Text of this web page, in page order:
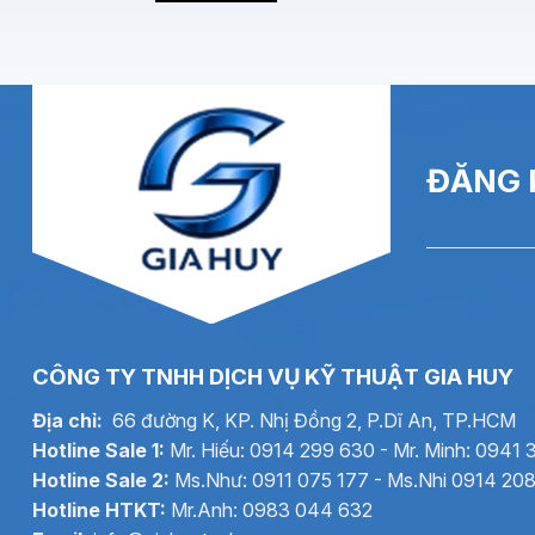
Loại hộp mực
Độ phân giải tối đa
Số lượng vòi phun
Điện áp đốt
Độ rộng xung đốt
Thời gian ngừng phun
Thể tích giọt mực
Lượng mực trung bình
Hạn sử dụng
ĐĂNG
CÔNG TY TNHH DỊCH VỤ KỸ THUẬT GIA HUY
Địa chỉ: 66 đường K, KP. Nhị Đồng 2, P.Dĩ An, TP.HCM
Hotline Sale 1: Mr. Hiếu: 0914 299 630 - Mr. Minh: 0941
Hotline Sale 2: Ms.Như: 0911 075 177 - Ms.Nhi 0914
Hotline HTKT: Mr.Anh: 0983 044 632